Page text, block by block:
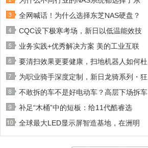
全网喊话！为什么选择东芝NAS硬盘？
CQC设下极寒考场，新日以低温能效技
业务实践+优秀解决方案 美的工业互联
要清扫效果更要健康，扫地机器人如何杜
为职业骑手深度定制，新日龙骑系列・狂
不敢拆的车不是好电动车？高层下场拆车
补足“木桶”中的短板：给11代酷睿选
全球最大LED显示屏智造基地，在洲明